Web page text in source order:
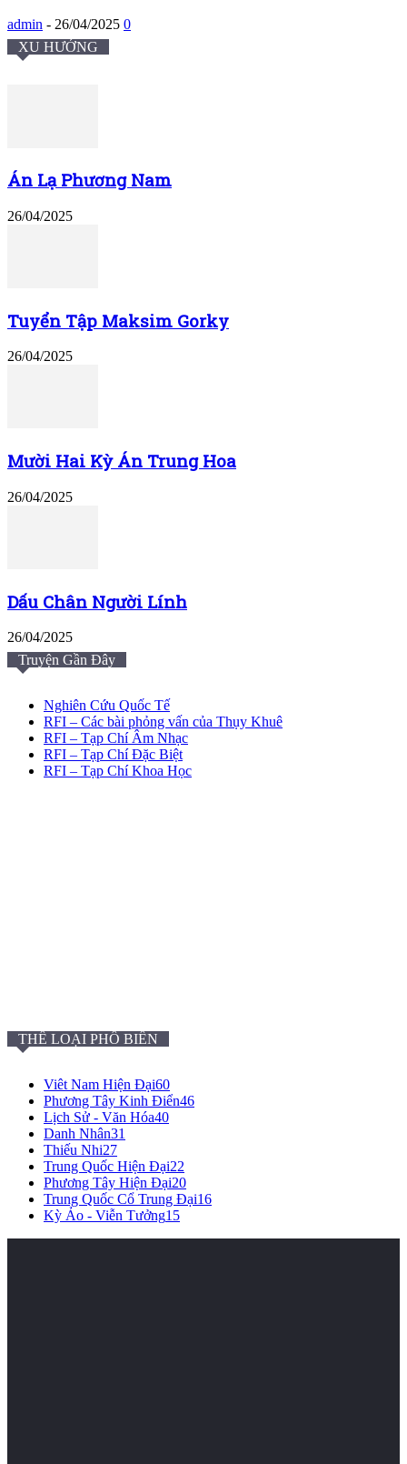
admin - 26/04/2025 0
XU HƯỚNG
Án Lạ Phương Nam
26/04/2025
Tuyển Tập Maksim Gorky
26/04/2025
Mười Hai Kỳ Án Trung Hoa
26/04/2025
Dấu Chân Người Lính
26/04/2025
Truyện Gần Đây
Nghiên Cứu Quốc Tế
RFI – Các bài phỏng vấn của Thụy Khuê
RFI – Tạp Chí Âm Nhạc
RFI – Tạp Chí Đặc Biệt
RFI – Tạp Chí Khoa Học
THỂ LOẠI PHỔ BIẾN
Viêt Nam Hiện Đại60
Phương Tây Kinh Điển46
Lịch Sử - Văn Hóa40
Danh Nhân31
Thiếu Nhi27
Trung Quốc Hiện Đại22
Phương Tây Hiện Đại20
Trung Quốc Cổ Trung Đại16
Kỳ Ảo - Viễn Tưởng15